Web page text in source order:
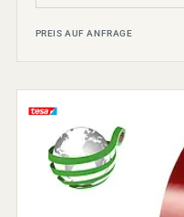
PREIS AUF ANFRAGE